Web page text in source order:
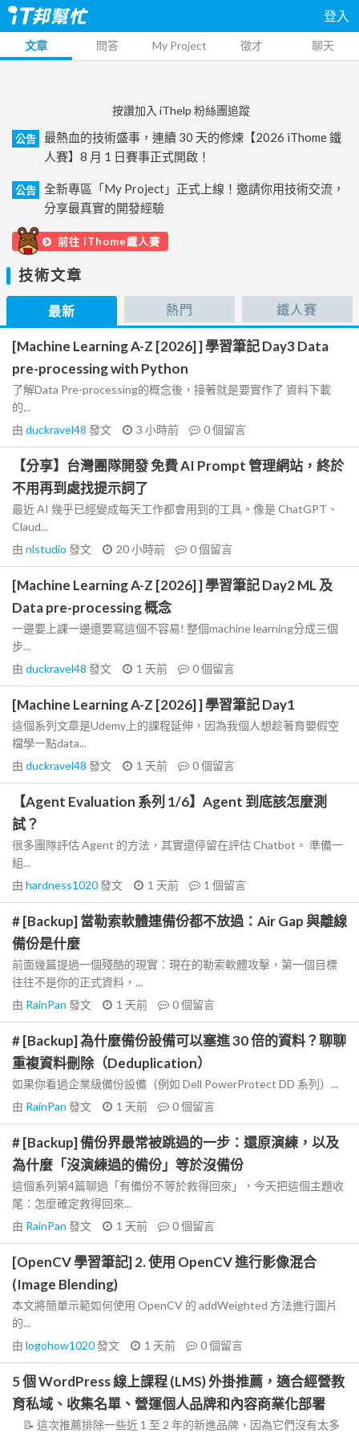
登入
文章 問答 My Project 徵才 聊天
按讚加入 iThelp 粉絲團追蹤
公告
最熱血的技術盛事，連續 30 天的修煉【2026 iThome 鐵
人賽】8 月 1 日賽事正式開啟！
公告
全新專區「My Project」正式上線！邀請你用技術交流，
分享最真實的開發經驗
前往 iThome鐵人賽
技術文章
最新 熱門 鐵人賽
[Machine Learning A-Z [2026] ] 學習筆記 Day3 Data
pre-processing with Python
了解Data Pre-processing的概念後，接著就是要實作了 資料下載
的...
由 duckravel48 發文 3 小時前 0個留言
【分享】台灣團隊開發 免費 AI Prompt 管理網站，終於
不用再到處找提示詞了
最近 AI 幾乎已經變成每天工作都會用到的工具。像是 ChatGPT、
Claud...
由 nlstudio 發文 20 小時前 0個留言
[Machine Learning A-Z [2026] ] 學習筆記 Day2 ML 及
Data pre-processing 概念
一邊要上課一邊還要寫這個不容易! 整個machine learning分成三個
步...
由 duckravel48 發文 1 天前 0個留言
[Machine Learning A-Z [2026] ] 學習筆記 Day1
這個系列文章是Udemy上的課程延伸，因為我個人想趁著育嬰假空
檔學一點data...
由 duckravel48 發文 1 天前 0個留言
【Agent Evaluation 系列 1/6】Agent 到底該怎麼測
試？
很多團隊評估 Agent 的方法，其實還停留在評估 Chatbot。 準備一
組...
由 hardness1020發文 1 天前 1 個留言
# [Backup] 當勒索軟體連備份都不放過：Air Gap 與離線
備份是什麼
前面幾篇提過一個殘酷的現實：現在的勒索軟體攻擊，第一個目標
往往不是你的正式資料，...
由 RainPan 發文 1 天前 0個留言
# [Backup] 為什麼備份設備可以塞進 30 倍的資料？聊聊
重複資料刪除（Deduplication）
如果你看過企業級備份設備（例如 Dell PowerProtect DD 系列）...
由 RainPan 發文 1 天前 0個留言
# [Backup] 備份界最常被跳過的一步：還原演練，以及
為什麼「沒演練過的備份」等於沒備份
這個系列第4篇聊過「有備份不等於救得回來」，今天把這個主題收
尾：怎麼確定救得回來...
由 RainPan 發文 1 天前 0個留言
[OpenCV 學習筆記] 2. 使用 OpenCV 進行影像混合
(Image Blending)
本文將簡單示範如何使用 OpenCV 的 addWeighted 方法進行圖片
的...
由 logohow1020發文 1 天前 0個留言
5 個 WordPress 線上課程 (LMS) 外掛推薦，適合經營教
育私域、收集名單、營運個人品牌和內容商業化部署
📝 這次推薦排除一些近 1 至 2 年的新進品牌，因為它們沒有太多